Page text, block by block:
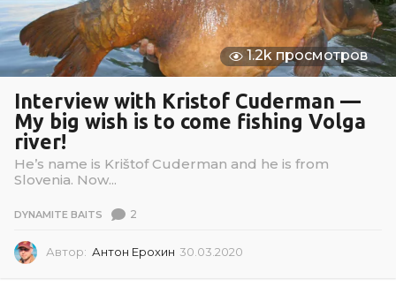
1.2k просмотров
Interview with Kristof Cuderman —
My big wish is to come fishing Volga
river!
He’s name is Krištof Cuderman and he is from
Slovenia. Now...
DYNAMITE BAITS 2
Автор: Антон Ерохин 30.03.2020